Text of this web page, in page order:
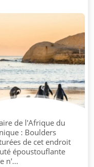
de l'Afrique du
: Boulders
de cet endroit
époustouflante
n'...